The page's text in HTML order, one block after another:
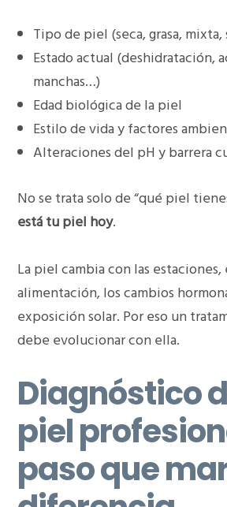
Tipo de piel (seca, grasa,
Estado actual (deshidratación,
manchas…)
Edad biológica de la piel
Estilo de vida y factores
Alteraciones del pH y barrera
No se trata solo de “qué piel
está tu piel hoy.
La piel cambia con las estaciones,
alimentación, los cambios
exposición solar. Por eso un
debe evolucionar con ella.
Diagnóstico
piel
paso que